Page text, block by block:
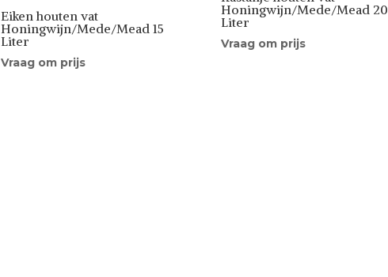
Eiken houten vat
Honingwijn/Mede/Mead 15
Liter
Vraag om prijs
Honingwijn/Mede/Mead 20
Liter
Vraag om prijs